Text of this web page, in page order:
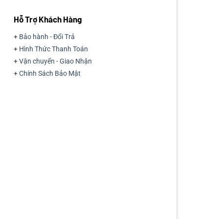
Hỗ Trợ Khách Hàng
+ Bảo hành - Đổi Trả
+ Hình Thức Thanh Toán
+Vận chuyển - Giao Nhận
+Chính Sách Bảo Mật